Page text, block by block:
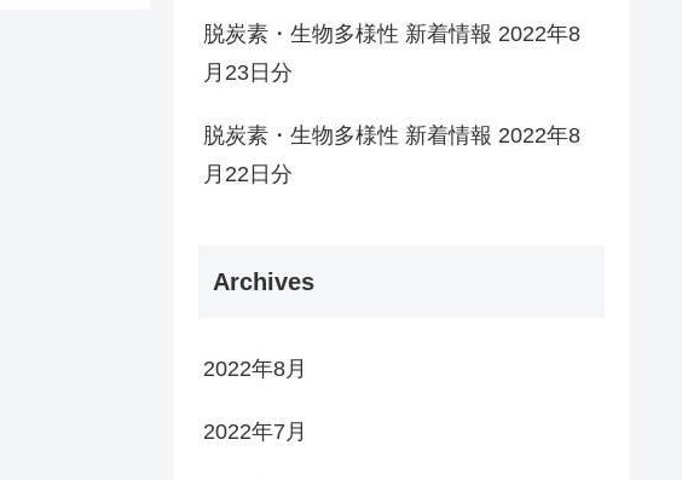
脱炭素・生物多様性 新着情報 2022年8
月23日分
脱炭素・生物多様性 新着情報 2022年8
月22日分
Archives
2022年8月
2022年7月